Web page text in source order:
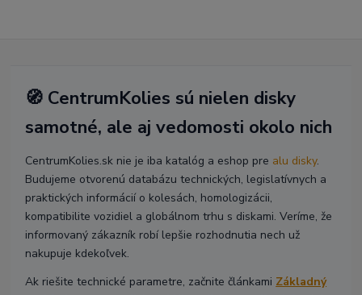
🧭 CentrumKolies sú nielen disky
samotné, ale aj vedomosti okolo nich
CentrumKolies.sk nie je iba katalóg a eshop pre alu disky.
Budujeme otvorenú databázu technických, legislatívnych a
praktických informácií o kolesách, homologizácii,
kompatibilite vozidiel a globálnom trhu s diskami. Veríme, že
informovaný zákazník robí lepšie rozhodnutia nech už
nakupuje kdekoľvek.
Ak riešite technické parametre, začnite článkami Základný